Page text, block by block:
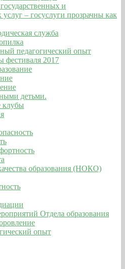
и
– госуслуги прозрачны как
служба
педагогический опыт
фестиваля 2017
детьми.
клубы
образования (НОКО)
Отдела образования
опыт